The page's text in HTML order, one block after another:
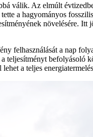
válik. Az elmúlt
a hagyományos
növelésére.
felhasználását a nap
teljesítményt befolyásoló
a teljes